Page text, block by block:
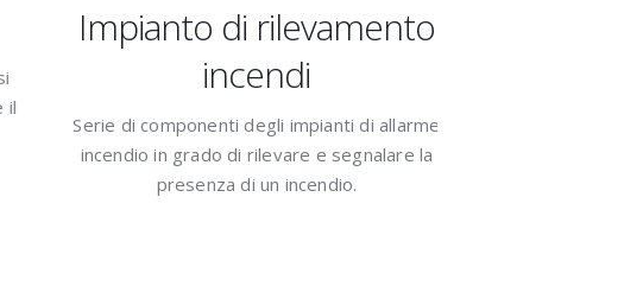
Impianto di rilevamento
incendi
Serie di componenti degli impianti di allarme
incendio in grado di rilevare e segnalare la
presenza di un incendio.